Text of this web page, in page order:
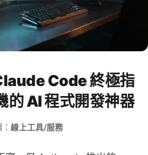
Code 終極指
的 AI 程式開發神器
線上工具/服務